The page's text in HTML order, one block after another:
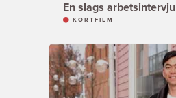
En slags arbetsintervju
KORTFILM